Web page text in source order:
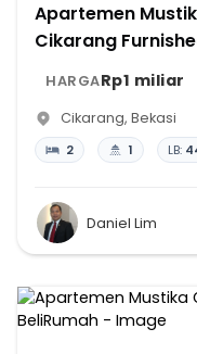
Apartemen
Cikarang
HARGARp1 miliar
Cikarang, Bekasi
2 1 LB:
Daniel Lim